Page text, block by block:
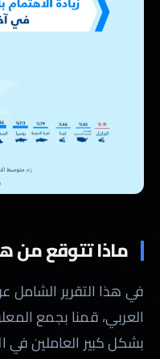
ماذا تتوقع من
في هذا التقرير الشامل
العربي، قمنا بجمع
بشكل كبير العاملين